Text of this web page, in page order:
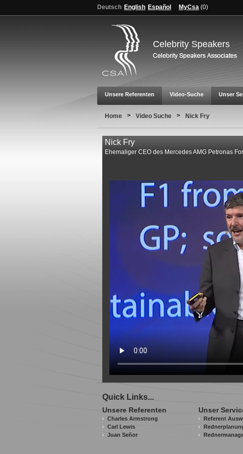
Deutsch English Español MyCsa (0)
Celebrity Speakers
Unsere Referenten Video-Suche Unser
Home > Video Suche > Nick Fry
Nick Fry
Ehemaliger CEO des Mercedes AMG Petronas
Quick Links...
Unsere Referenten
Charles Armstrong
Carl Lewis
Juan Señor
Unser
Referent